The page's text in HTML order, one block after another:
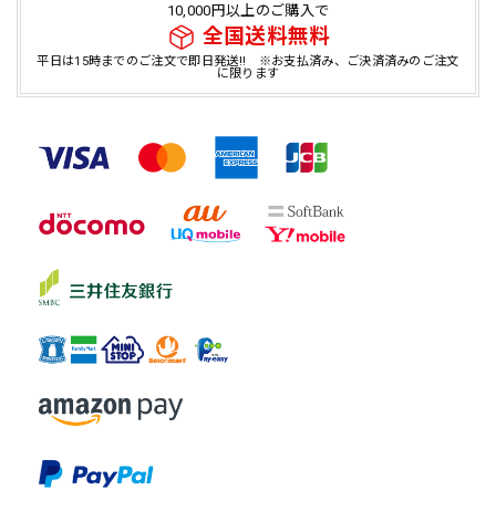
10,000円以上のご購入で
全国送料無料
平日は15時までのご注文で即日発送!! ※お支払済み、ご決済済みのご注文
に限ります